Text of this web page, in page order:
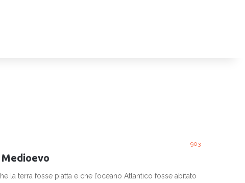
903
la terra fosse piatta e che l’oceano Atlantico fosse abitato